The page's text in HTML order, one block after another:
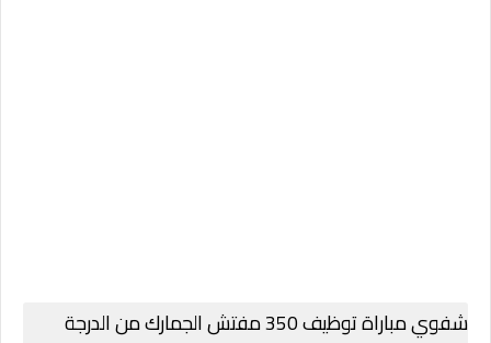
شفوي مباراة توظيف 350 مفتش الجمارك من الدرجة